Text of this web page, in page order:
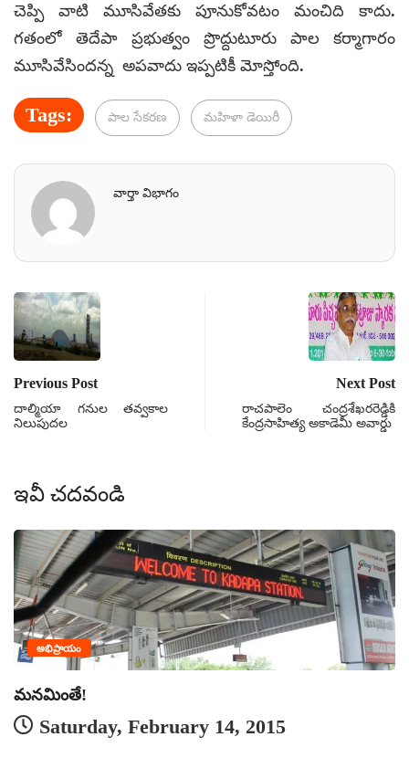
చెప్పి వాటి మూసివేతకు పూనుకోవటం మంచిది కాదు.
గతంలో తెదేపా ప్రభుత్వం ప్రొద్దుటూరు పాల కర్మాగారం
మూసివేసిందన్న అపవాదు ఇప్పటికీ మోస్తోంది.
Tags: పాల సేకరణ మహిళా డెయిరీ
వార్తా విభాగం
Previous Post
దాల్మియా గనుల తవ్వకాల
నిలుపుదల
Next Post
రాచపాలెం చంద్రశేఖరరెడ్డికి
కేంద్రసాహిత్య అకాడెమీ అవార్డు
ఇవీ చదవండి
అభిప్రాయం
మనమింతే!
Saturday, February 14, 2015